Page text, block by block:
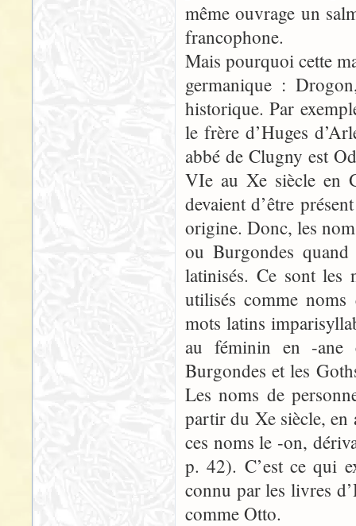
même ouvrage un
francophone.
Mais pourquoi cette
germanique :
historique. Par
le frère d’Huges
abbé de Clugny est
VIe au Xe siècle en
devaient d’être
origine. Donc, les
ou Burgondes
latinisés. Ce sont les
utilisés comme
mots latins
au féminin en -ane
Burgondes et les
Les noms de
partir du Xe siècle, en
ces noms le -on,
p. 42). C’est ce qui
connu par les livres
comme Otto.